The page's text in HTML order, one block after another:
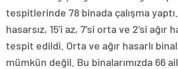
tespitlerinde 78 binada çalışma
hasarsız, 15’i az, 7’si orta ve 2’si ağır
tespit edildi. Orta ve ağır hasarlı
mümkün değil. Bu binalarımızda 66